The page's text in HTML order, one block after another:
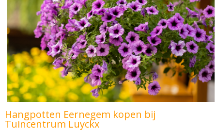
Hangpotten Eernegem kopen bij
Tuincentrum Luyckx